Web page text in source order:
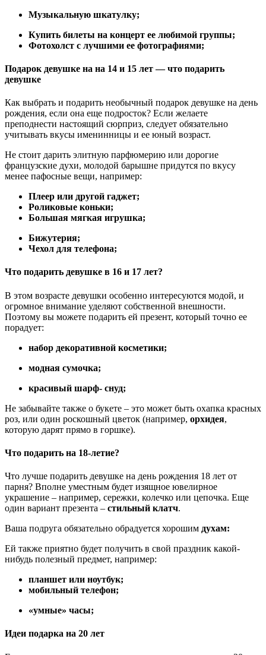
Музыкальную шкатулку;
Купить билеты на концерт ее любимой группы;
Фотохолст с лучшими ее фотографиями;
Подарок девушке на на 14 и 15 лет — что подарить
девушке
Как выбрать и подарить необычный подарок девушке на день
рождения, если она еще подросток? Если желаете
преподнести настоящий сюрприз, следует обязательно
учитывать вкусы именинницы и ее юный возраст.
Не стоит дарить элитную парфюмерию или дорогие
французские духи, молодой барышне придутся по вкусу
менее пафосные вещи, например:
Плеер или другой гаджет;
Роликовые коньки;
Большая мягкая игрушка;
Бижутерия;
Чехол для телефона;
Что подарить девушке в 16 и 17 лет?
В этом возрасте девушки особенно интересуются модой, и
огромное внимание уделяют собственной внешности.
Поэтому вы можете подарить ей презент, который точно ее
порадует:
набор декоративной косметики;
модная сумочка;
красивый шарф- снуд;
Не забывайте также о букете – это может быть охапка красных
роз, или один роскошный цветок (например, орхидея,
которую дарят прямо в горшке).
Что подарить на 18-летие?
Что лучше подарить девушке на день рождения 18 лет от
парня? Вполне уместным будет изящное ювелирное
украшение – например, сережки, колечко или цепочка. Еще
один вариант презента – стильный клатч.
Ваша подруга обязательно обрадуется хорошим духам:
Ей также приятно будет получить в свой праздник какой-
нибудь полезный предмет, например:
планшет или ноутбук;
мобильный телефон;
«умные» часы;
Идеи подарка на 20 лет